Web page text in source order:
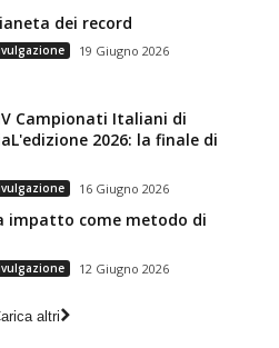
dei record
19 Giugno 2026
Campionati Italiani di
2026: la finale di
16 Giugno 2026
impatto come metodo di
12 Giugno 2026
altri